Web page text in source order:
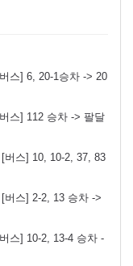
스] 6, 20-1승차 -> 20
스] 112 승차 -> 팔달
버스] 10, 10-2, 37, 83
버스] 2-2, 13 승차 ->
스] 10-2, 13-4 승차 -